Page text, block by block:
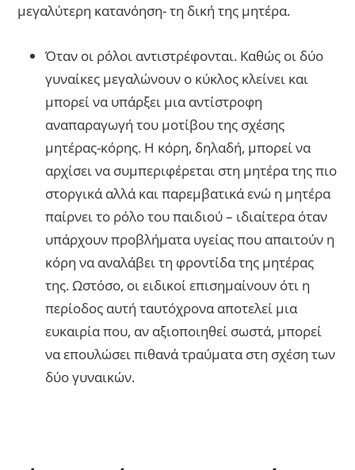
μεγαλύτερη κατανόηση- τη δική της μητέρα.
Όταν οι ρόλοι αντιστρέφονται. Καθώς οι δύο
γυναίκες μεγαλώνουν ο κύκλος κλείνει και
μπορεί να υπάρξει μια αντίστροφη
αναπαραγωγή του μοτίβου της σχέσης
μητέρας-κόρης. Η κόρη, δηλαδή, μπορεί να
αρχίσει να συμπεριφέρεται στη μητέρα της πιο
στοργικά αλλά και παρεμβατικά ενώ η μητέρα
παίρνει το ρόλο του παιδιού – ιδιαίτερα όταν
υπάρχουν προβλήματα υγείας που απαιτούν η
κόρη να αναλάβει τη φροντίδα της μητέρας
της. Ωστόσο, οι ειδικοί επισημαίνουν ότι η
περίοδος αυτή ταυτόχρονα αποτελεί μια
ευκαιρία που, αν αξιοποιηθεί σωστά, μπορεί
να επουλώσει πιθανά τραύματα στη σχέση των
δύο γυναικών.